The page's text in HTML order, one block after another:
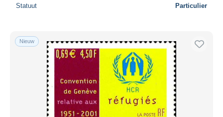
Statuut Particulier
Nieuw